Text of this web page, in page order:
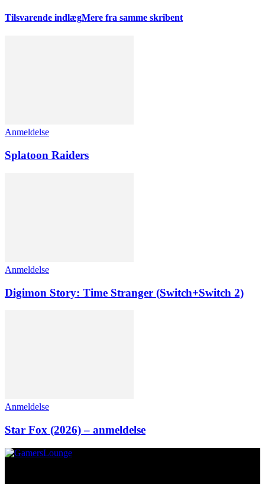
Tilsvarende indlægMere fra samme skribent
Anmeldelse
Splatoon Raiders
Anmeldelse
Digimon Story: Time Stranger (Switch+Switch 2)
Anmeldelse
Star Fox (2026) – anmeldelse